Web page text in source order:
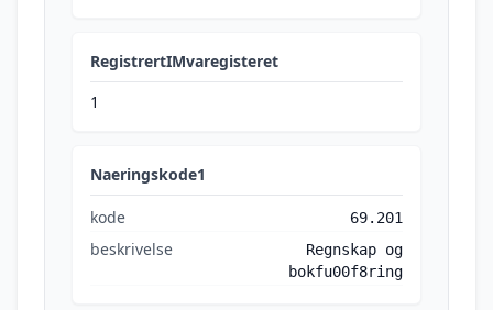
RegistrertIMvaregisteret
1
Naeringskode1
kode 69.201
beskrivelse
Regnskap og
bokfu00f8ring